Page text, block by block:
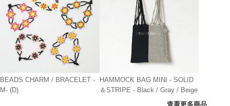
BEADS CHARM / BRACELET -
M- (D)
HAMMOCK BAG MINI - SOLID
＆STRIPE - Black / Gray / Beige
查看更多商品